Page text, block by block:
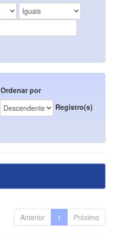
Ordenar por
Registro(s)
Anterior 1 Próximo